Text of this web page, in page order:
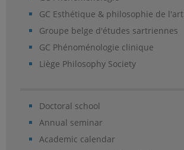
GC Esthétique & philosophie de l'art
Groupe belge d'études sartriennes
GC Phénoménologie clinique
Liège Philosophy Society
Doctoral school
Annual seminar
Academic calendar